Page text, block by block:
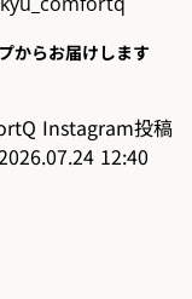
からお届けします